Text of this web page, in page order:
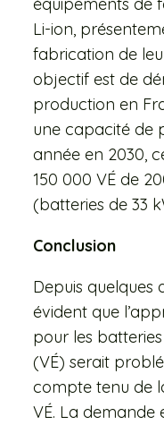
Li-ion,
fabrication de
objectif est de
production en
une capacité de
année en 2030,
150 000 VÉ de
(batteries de 33
Conclusion
Depuis quelques
évident que
pour les
(VÉ) serait
compte tenu de
VÉ. La demande